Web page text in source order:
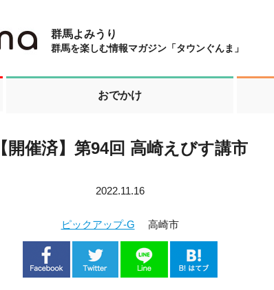
群馬よみうり
群馬を楽しむ情報マガジン「タウンぐんま」
おでかけ
【開催済】第94回 高崎えびす講市
2022.11.16
ピックアップ-G 高崎市